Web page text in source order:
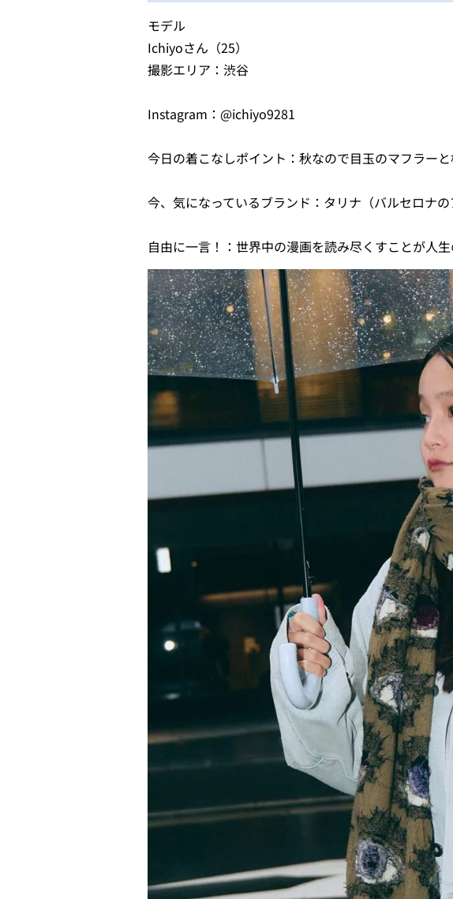
モデル
Ichiyoさん（25）
撮影エリア：渋谷
Instagram：@ichiyo9281
今日の着こなしポイント：秋なので目玉のマフラー
今、気になっているブランド：タリナ（バルセロナの
自由に一言！：世界中の漫画を読み尽くすことが人生